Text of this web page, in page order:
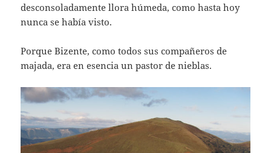
desconsoladamente llora húmeda, como hasta hoy
nunca se había visto.
Porque Bizente, como todos sus compañeros de
majada, era en esencia un pastor de nieblas.